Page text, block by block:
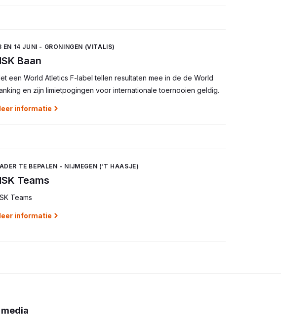
EN 14 JUNI - GRONINGEN (VITALIS)
Baan
een World Atletics F-label tellen resultaten mee in de de World
en zijn limietpogingen voor internationale toernooien geldig.
informatie
TE BEPALEN - NIJMEGEN ('T HAASJE)
Teams
Teams
informatie